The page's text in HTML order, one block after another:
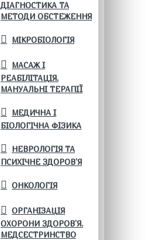
ДІАГНОСТИКА ТА
МЕТОДИ ОБСТЕЖЕННЯ
МІКРОБІОЛОГІЯ
МАСАЖ І
РЕАБІЛІТАЦІЯ.
МАНУАЛЬНІ ТЕРАПІЇ
МЕДИЧНА І
БІОЛОГІЧНА ФІЗИКА
НЕВРОЛОГІЯ ТА
ПСИХІЧНЕ ЗДОРОВ’Я
ОНКОЛОГІЯ
ОРГАНІЗАЦІЯ
ОХОРОНИ ЗДОРОВ'Я.
МЕДСЕСТРИНСТВО